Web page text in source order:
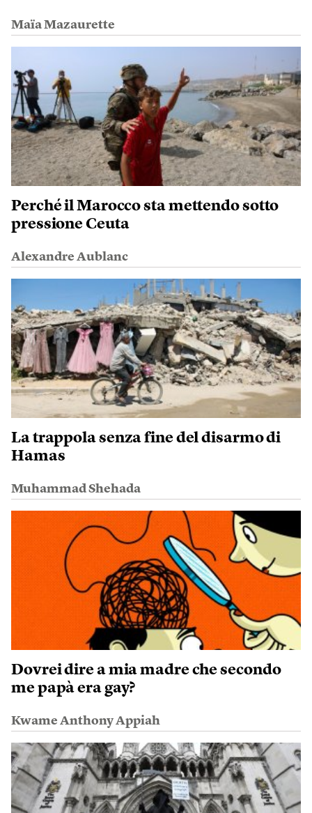
Maïa Mazaurette
Perché il Marocco sta mettendo sotto
pressione Ceuta
Alexandre Aublanc
La trappola senza fine del disarmo di
Hamas
Muhammad Shehada
Dovrei dire a mia madre che secondo
me papà era gay?
Kwame Anthony Appiah